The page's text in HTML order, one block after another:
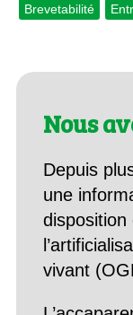
Brevetabilité
Nous
Depuis
une
vivant